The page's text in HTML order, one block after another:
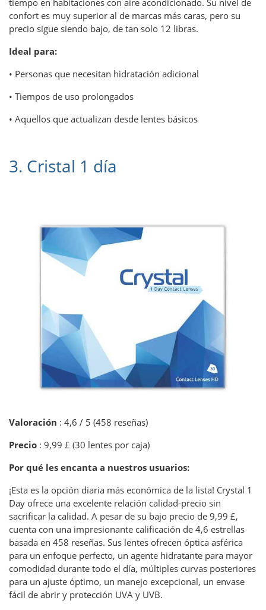
tiempo en habitaciones con aire acondicionado. Su nivel de
confort es muy superior al de marcas más caras, pero su
precio sigue siendo bajo, de tan solo 12 libras.
Ideal para:
• Personas que necesitan hidratación adicional
• Tiempos de uso prolongados
• Aquellos que actualizan desde lentes básicos
3. Cristal 1 día
Valoración : 4,6 / 5 (458 reseñas)
Precio : 9,99 £ (30 lentes por caja)
Por qué les encanta a nuestros usuarios:
¡Esta es la opción diaria más económica de la lista! Crystal 1
Day ofrece una excelente relación calidad-precio sin
sacrificar la calidad. A pesar de su bajo precio de 9,99 £,
cuenta con una impresionante calificación de 4,6 estrellas
basada en 458 reseñas. Sus lentes ofrecen óptica asférica
para un enfoque perfecto, un agente hidratante para mayor
comodidad durante todo el día, múltiples curvas posteriores
para un ajuste óptimo, un manejo excepcional, un envase
fácil de abrir y protección UVA y UVB.